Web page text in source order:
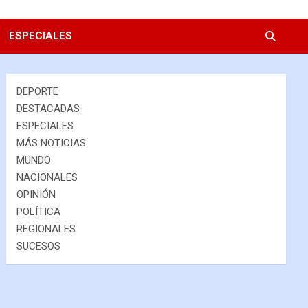
ESPECIALES
DEPORTE
DESTACADAS
ESPECIALES
MÁS NOTICIAS
MUNDO
NACIONALES
OPINIÓN
POLÍTICA
REGIONALES
SUCESOS